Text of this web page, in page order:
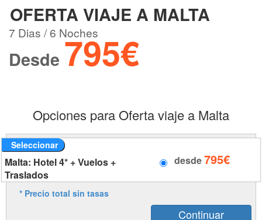
OFERTA VIAJE A MALTA
7 Dias / 6 Noches
Desde 795€
Opciones para Oferta viaje a Malta
Seleccionar
Malta: Hotel 4* + Vuelos +
Traslados
desde795€
* Precio total sin tasas